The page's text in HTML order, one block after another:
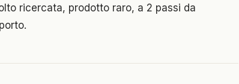
ricercata, prodotto raro, a 2 passi da